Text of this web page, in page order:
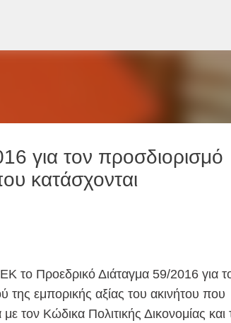
για τον προσδιορισμό
κατάσχονται
το Προεδρικό Διάταγμα 59/2016 για
της εμπορικής αξίας του ακινήτου που
τον Κώδικα Πολιτικής Δικονομίας και